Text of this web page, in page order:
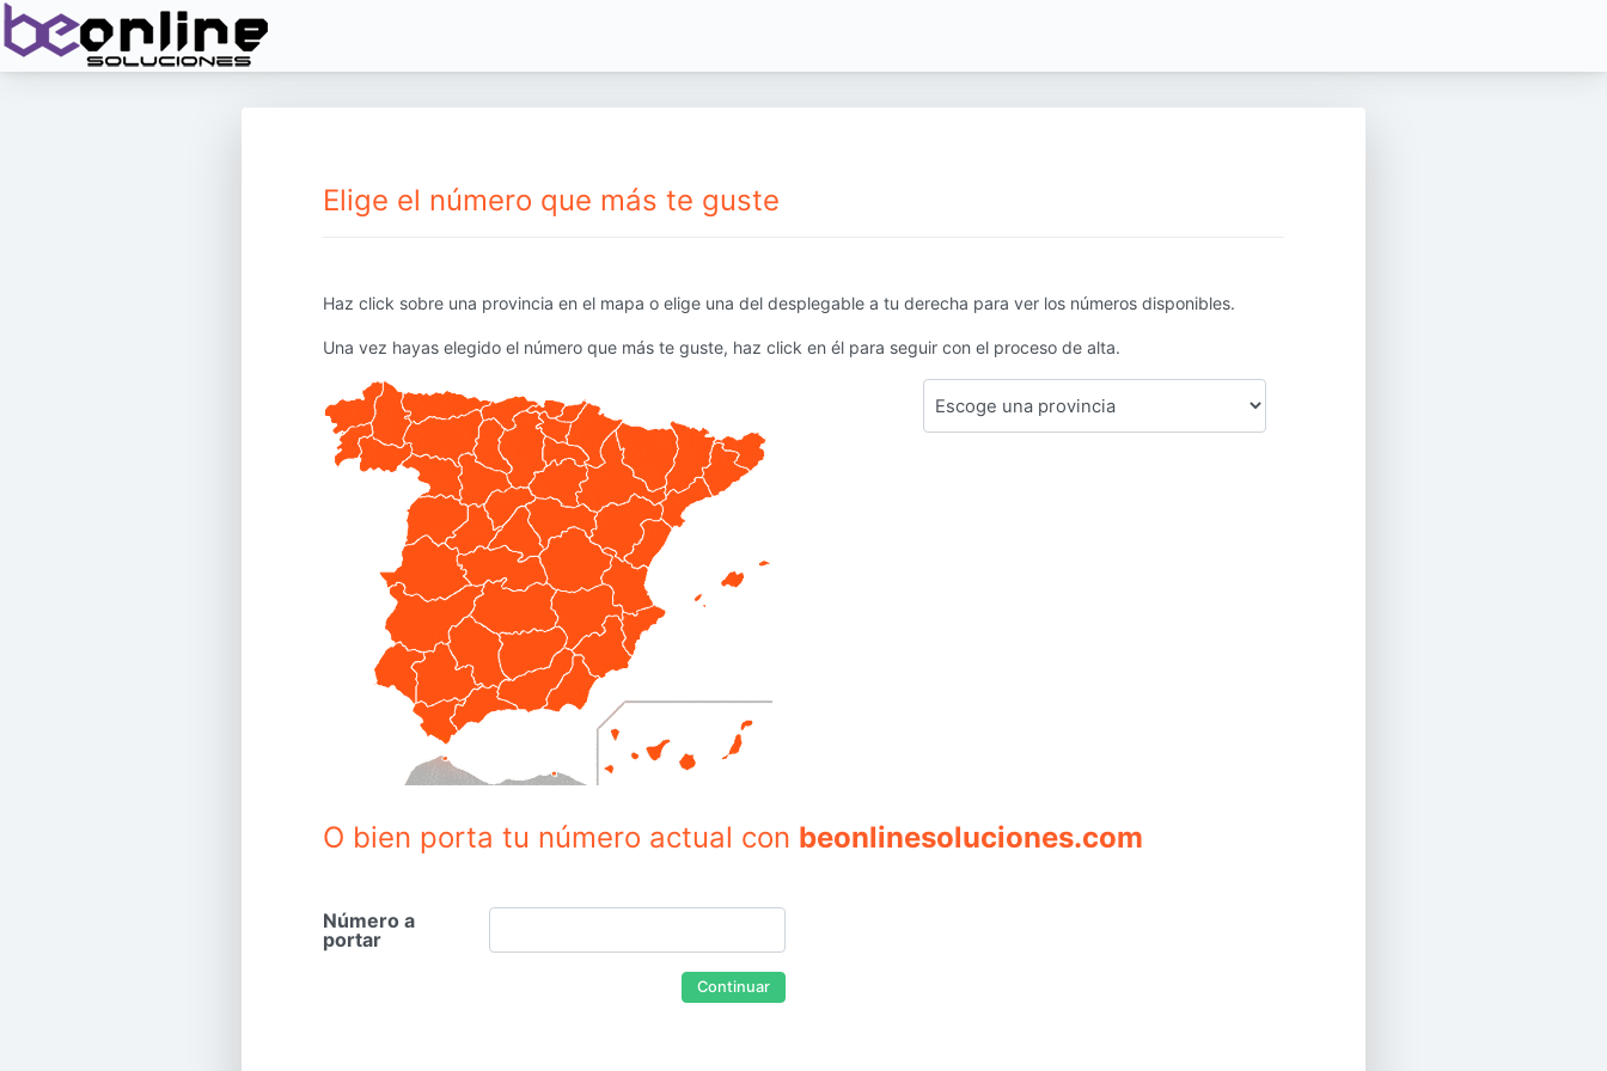
Elige el número que más te guste
Haz click sobre una provincia en el mapa o elige una del desplegable a tu derecha para ver los números disponibles.
Una vez hayas elegido el número que más te guste, haz click en él para seguir con el proceso de alta.
O bien porta tu número actual con beonlinesoluciones.com
Número a
portar